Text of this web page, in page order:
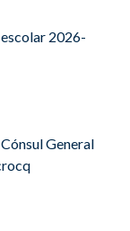
2026-
General